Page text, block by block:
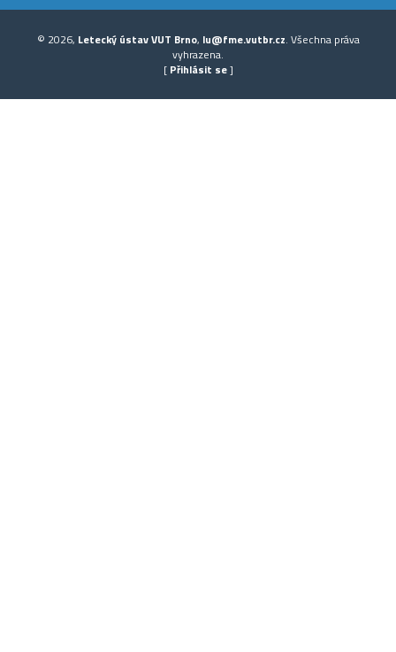
© 2026, Letecký ústav VUT Brno, lu@fme.vutbr.cz. Všechna práva
vyhrazena.
[ Přihlásit se]